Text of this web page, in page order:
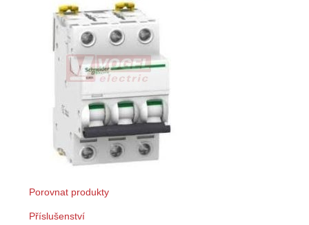
Porovnat produkty
Příslušenství